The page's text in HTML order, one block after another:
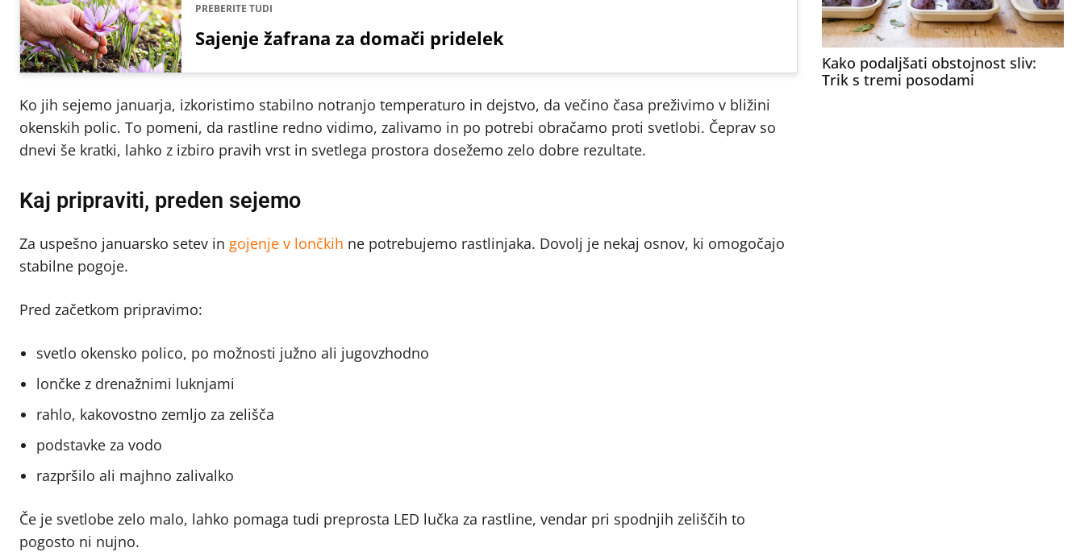
PREBERITE TUDI
Sajenje žafrana za domači pridelek
Ko jih sejemo januarja, izkoristimo stabilno notranjo temperaturo in dejstvo, da večino časa preživimo v bližini
okenskih polic. To pomeni, da rastline redno vidimo, zalivamo in po potrebi obračamo proti svetlobi. Čeprav so
dnevi še kratki, lahko z izbiro pravih vrst in svetlega prostora dosežemo zelo dobre rezultate.
Kaj pripraviti, preden sejemo
Za uspešno januarsko setev in gojenje v lončkih ne potrebujemo rastlinjaka. Dovolj je nekaj osnov, ki omogočajo
stabilne pogoje.
Pred začetkom pripravimo:
svetlo okensko polico, po možnosti južno ali jugovzhodno
lončke z drenažnimi luknjami
rahlo, kakovostno zemljo za zelišča
podstavke za vodo
razpršilo ali majhno zalivalko
Če je svetlobe zelo malo, lahko pomaga tudi preprosta LED lučka za rastline, vendar pri spodnjih zeliščih to
pogosto ni nujno.
Kako podaljšati obstojnost sliv:
Trik s tremi posodami